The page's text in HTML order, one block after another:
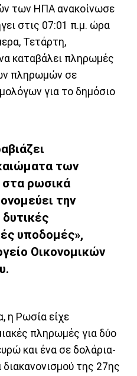
των ΗΠΑ ανακοίνωσε
στις 07:01 π.μ. ώρα
Τετάρτη,
καταβάλει πληρωμές
πληρωμών σε
για το δημόσιο
των
ρωσικά
την
υποδομές»,
Οικονομικών
η Ρωσία είχε
πληρωμές για δύο
και ένα σε δολάρια-
της 27ης